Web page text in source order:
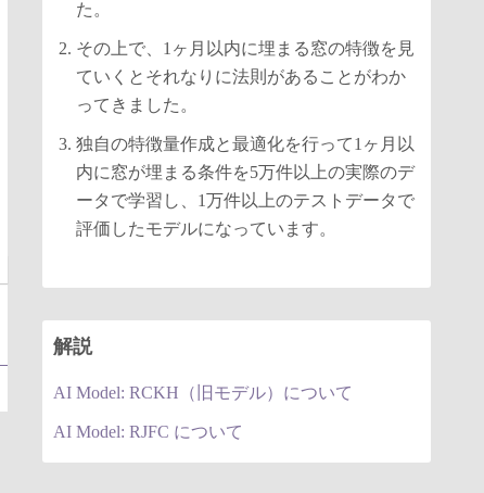
た。
その上で、1ヶ月以内に埋まる窓の特徴を見
ていくとそれなりに法則があることがわか
ってきました。
独自の特徴量作成と最適化を行って1ヶ月以
内に窓が埋まる条件を5万件以上の実際のデ
ータで学習し、1万件以上のテストデータで
評価したモデルになっています。
解説
AI Model: RCKH（旧モデル）について
AI Model: RJFC について